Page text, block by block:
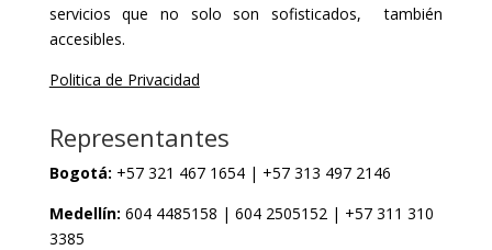
servicios que no solo son sofisticados, también
accesibles.
Politica de Privacidad
Representantes
Bogotá: +57 321 467 1654 | +57 313 497 2146
Medellín: 604 4485158 | 604 2505152 | +57 311 310
3385